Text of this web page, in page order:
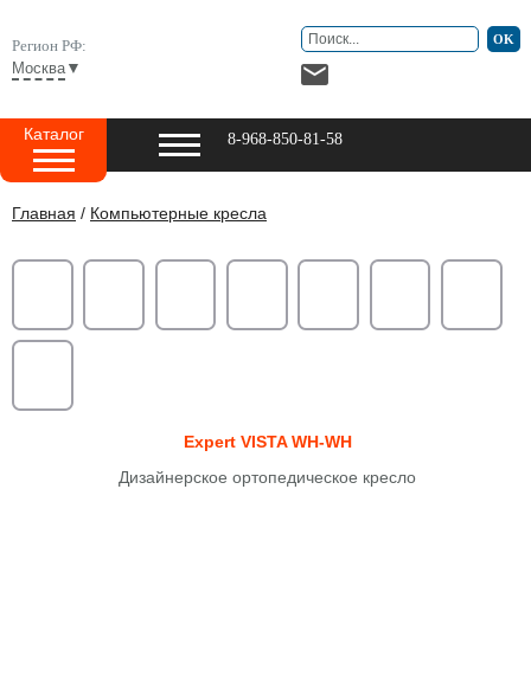
Регион РФ:
Москва ▼
Каталог 8-968-850-81-58
Главная / Компьютерные кресла
Expert VISTA WH-WH
Дизайнерское ортопедическое кресло